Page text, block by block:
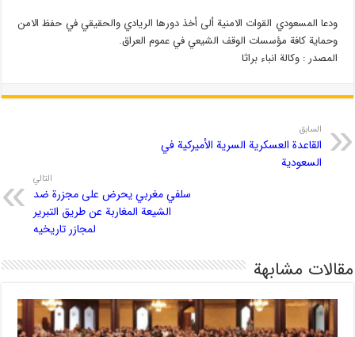
ودعا المسعودي القوات الامنية ألى أخذ دورها الريادي والحقيقي في حفظ الامن
وحماية كافة مؤسسات الوقف الشيعي في عموم العراق.
المصدر : وكالة انباء براثا
السابق
القاعدة العسكرية السرية الأميركية في
السعودية
التالي
سلفي مغربي يحرض على مجزرة ضد
الشيعة المغاربة عن طريق التبرير
لمجازر تاريخيه
مقالات مشابهة